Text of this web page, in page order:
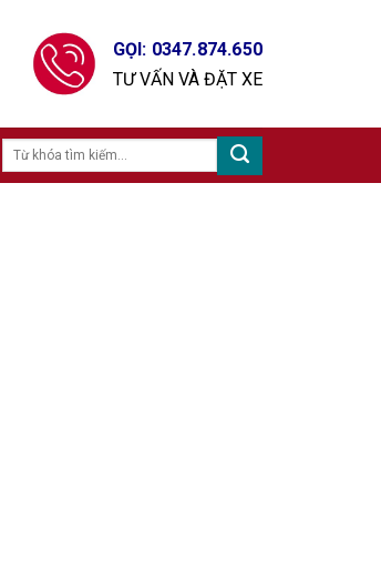
GỌI: 0347.874.650
TƯ VẤN VÀ ĐẶT XE